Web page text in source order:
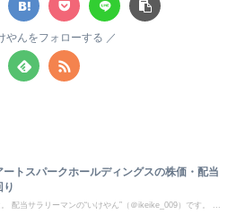
やんをフォローする
トスパークホールディングスの株価・配当
り
配当サラリーマンの“いけやん”（＠ikeike_009）です。 ...